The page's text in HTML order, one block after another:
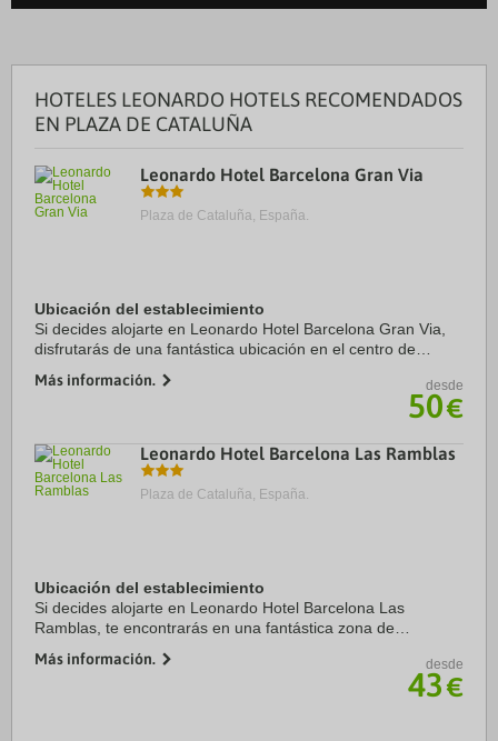
HOTELES LEONARDO HOTELS RECOMENDADOS
EN PLAZA DE CATALUÑA
Leonardo Hotel Barcelona Gran Via
Plaza de Cataluña, España.
Ubicación del establecimiento
Si decides alojarte en Leonardo Hotel Barcelona Gran Via,
disfrutarás de una fantástica ubicación en el centro de
Plaza de Catalunya. Además, este ...
Más información. desde
50€
Leonardo Hotel Barcelona Las Ramblas
Plaza de Cataluña, España.
Ubicación del establecimiento
Si decides alojarte en Leonardo Hotel Barcelona Las
Ramblas, te encontrarás en una fantástica zona de
de La Rambla y Mercado de la Boquería. ...
Más información. desde
43€